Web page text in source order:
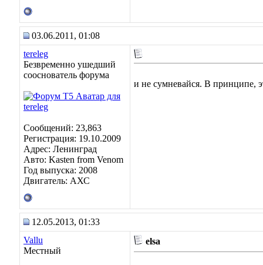
03.06.2011, 01:08
tereleg
Безвременно ушедший
сооснователь форума
Сообщений: 23,863
Регистрация: 19.10.2009
Адрес: Ленинград
Авто: Kasten from Venom
Год выпуска: 2008
Двигатель: АХС
и не сумневайся. В принципе,
12.05.2013, 01:33
Vallu
Местный
elsa